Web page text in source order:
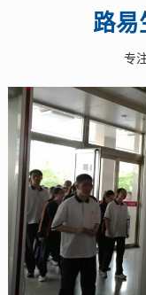
路易
专